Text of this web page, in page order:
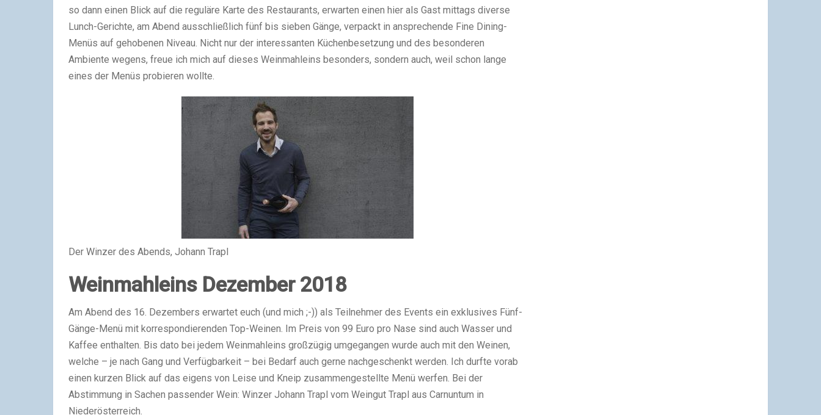
so dann einen Blick auf die reguläre Karte des Restaurants, erwarten einen hier als Gast mittags diverse
Lunch-Gerichte, am Abend ausschließlich fünf bis sieben Gänge, verpackt in ansprechende Fine Dining-
Menüs auf gehobenen Niveau. Nicht nur der interessanten Küchenbesetzung und des besonderen
Ambiente wegens, freue ich mich auf dieses Weinmahleins besonders, sondern auch, weil schon lange
eines der Menüs probieren wollte.
Der Winzer des Abends, Johann Trapl
Weinmahleins Dezember 2018
Am Abend des 16. Dezembers erwartet euch (und mich ;-)) als Teilnehmer des Events ein exklusives Fünf-
Gänge-Menü mit korrespondierenden Top-Weinen. Im Preis von 99 Euro pro Nase sind auch Wasser und
Kaffee enthalten. Bis dato bei jedem Weinmahleins großzügig umgegangen wurde auch mit den Weinen,
welche – je nach Gang und Verfügbarkeit – bei Bedarf auch gerne nachgeschenkt werden. Ich durfte vorab
einen kurzen Blick auf das eigens von Leise und Kneip zusammengestellte Menü werfen. Bei der
Abstimmung in Sachen passender Wein: Winzer Johann Trapl vom Weingut Trapl aus Carnuntum in
Niederösterreich.